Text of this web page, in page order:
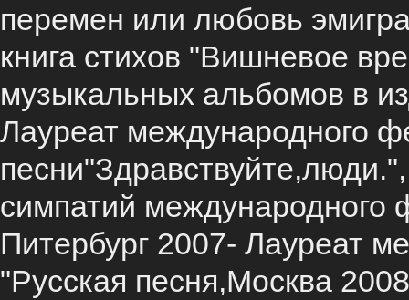
перемен или любовь
книга стихов "Вишневое
музыкальных альбомов в
Лауреат международного
симпатий международного
Питербург 2007- Лауреат
"Русская песня,Москва